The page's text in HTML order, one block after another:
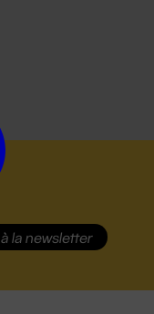
à la newsletter